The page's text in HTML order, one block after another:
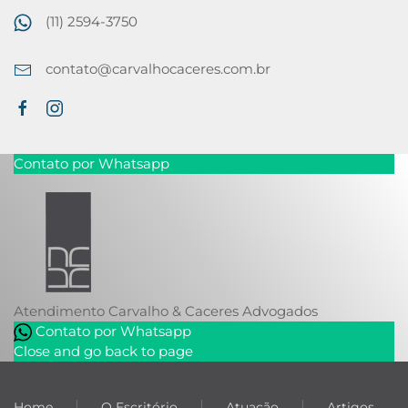
(11) 2594-3750
contato@carvalhocaceres.com.br
Contato por Whatsapp
Atendimento Carvalho & Caceres Advogados
Contato por Whatsapp
Close and go back to page